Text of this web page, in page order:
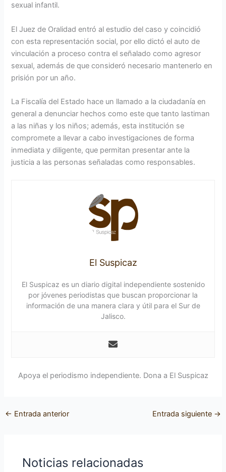
sexual infantil.
El Juez de Oralidad entró al estudio del caso y coincidió
con esta representación social, por ello dictó el auto de
vinculación a proceso contra el señalado como agresor
sexual, además de que consideró necesario mantenerlo en
prisión por un año.
La Fiscalía del Estado hace un llamado a la ciudadanía en
general a denunciar hechos como este que tanto lastiman
a las niñas y los niños; además, esta institución se
compromete a llevar a cabo investigaciones de forma
inmediata y diligente, que permitan presentar ante la
justicia a las personas señaladas como responsables.
El Suspicaz
El Suspicaz es un diario digital independiente sostenido
por jóvenes periodistas que buscan proporcionar la
información de una manera clara y útil para el Sur de
Jalisco.
Apoya el periodismo independiente. Dona a El Suspicaz
← Entrada anterior Entrada siguiente →
Noticias relacionadas